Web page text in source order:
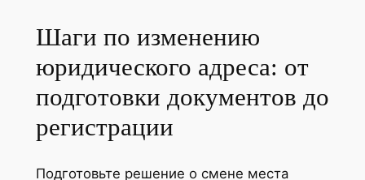
Шаги по изменению
юридического адреса: от
подготовки документов до
регистрации
Подготовьте решение о смене места